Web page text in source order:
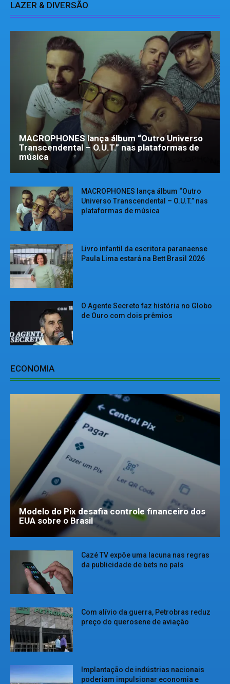
LAZER & DIVERSÃO
MACROPHONES lança álbum “Outro Universo
Transcendental – O.U.T.” nas plataformas de
música
MACROPHONES lança álbum “Outro
Universo Transcendental – O.U.T.” nas
plataformas de música
Livro infantil da escritora paranaense
Paula Lima estará na Bett Brasil 2026
O Agente Secreto faz história no Globo
de Ouro com dois prêmios
ECONOMIA
Modelo do Pix desafia controle financeiro dos
EUA sobre o Brasil
Cazé TV expõe uma lacuna nas regras
da publicidade de bets no país
Com alívio da guerra, Petrobras reduz
preço do querosene de aviação
Implantação de indústrias nacionais
poderiam impulsionar economia e